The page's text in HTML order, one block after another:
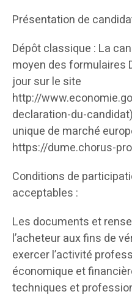
Présentation de
Dépôt classique : La
moyen des formulaires
jour sur le site
http://
declaration-du-
unique de marché
https://dume.chorus-
Conditions de
acceptables :
Les documents et
l’acheteur aux fins de
exercer l’activité
économique et
techniques et